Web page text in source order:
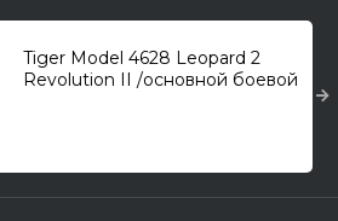
Tiger Model 4628 Leopard 2
Revolution II /основной боевой